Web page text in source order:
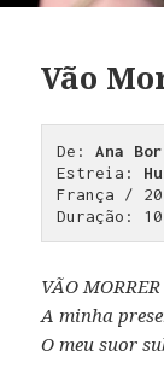
Vão
De: Ana
Estreia:
França /
Duração:
VÃO
A minha
O meu suor